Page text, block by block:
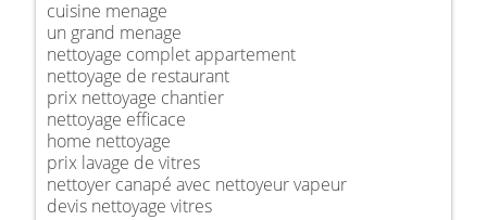
cuisine menage
un grand menage
nettoyage complet appartement
nettoyage de restaurant
prix nettoyage chantier
nettoyage efficace
home nettoyage
prix lavage de vitres
nettoyer canapé avec nettoyeur vapeur
devis nettoyage vitres